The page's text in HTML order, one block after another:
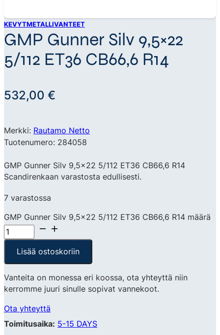
KEVYTMETALLIVANTEET
GMP Gunner Silv 9,5×22
5/112 ET36 CB66,6 R14
532,00 €
Merkki: Rautamo Netto
Tuotenumero: 284058
GMP Gunner Silv 9,5×22 5/112 ET36 CB66,6 R14
Scandirenkaan varastosta edullisesti.
7 varastossa
GMP Gunner Silv 9,5x22 5/112 ET36 CB66,6 R14 määrä
Lisää ostoskoriin
Vanteita on monessa eri koossa, ota yhteyttä niin
kerromme juuri sinulle sopivat vannekoot.
Ota yhteyttä
Toimitusaika: 5-15 DAYS